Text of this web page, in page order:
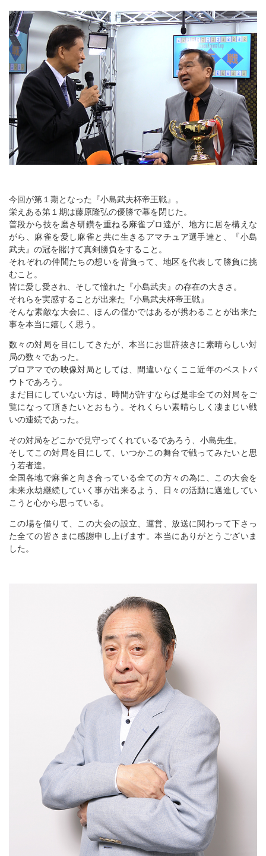
今回が第１期となった『小島武夫杯帝王戦』。
栄えある第１期は藤原隆弘の優勝で幕を閉じた。
普段から技を磨き研鑽を重ねる麻雀プロ達が、地方に居を構えな
がら、麻雀を愛し麻雀と共に生きるアマチュア選手達と、『小島
武夫』の冠を賭けて真剣勝負をすること。
それぞれの仲間たちの想いを背負って、地区を代表して勝負に挑
むこと。
皆に愛し愛され、そして憧れた『小島武夫』の存在の大きさ。
それらを実感することが出来た『小島武夫杯帝王戦』
そんな素敵な大会に、ほんの僅かではあるが携わることが出来た
事を本当に嬉しく思う。
数々の対局を目にしてきたが、本当にお世辞抜きに素晴らしい対
局の数々であった。
プロアマでの映像対局としては、間違いなくここ近年のベストバ
ウトであろう。
まだ目にしていない方は、時間が許すならば是非全ての対局をご
覧になって頂きたいとおもう。それくらい素晴らしく凄まじい戦
いの連続であった。
その対局をどこかで見守ってくれているであろう、小島先生。
そしてこの対局を目にして、いつかこの舞台で戦ってみたいと思
う若者達。
全国各地で麻雀と向き合っている全ての方々の為に、この大会を
未来永劫継続していく事が出来るよう、日々の活動に邁進してい
こうと心から思っている。
この場を借りて、この大会の設立、運営、放送に関わって下さっ
た全ての皆さまに感謝申し上げます。本当にありがとうございま
した。